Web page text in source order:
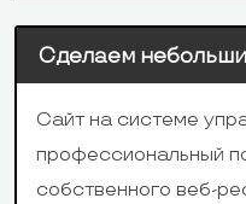
Сделаем
Сайт на системе
профессиональный
собственного веб-